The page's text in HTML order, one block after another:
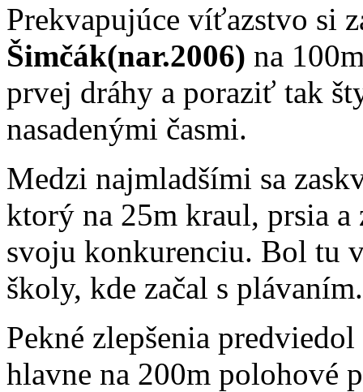
Prekvapujúce víťazstvo si
Šimčák(nar.2006) na
prvej dráhy a poraziť tak
nasadenými časmi.
Medzi najmladšími sa
ktorý na 25m kraul, prsia a
svoju konkurenciu. Bol tu
školy, kde začal s plávaním.
Pekné zlepšenia
hlavne na 200m polohové